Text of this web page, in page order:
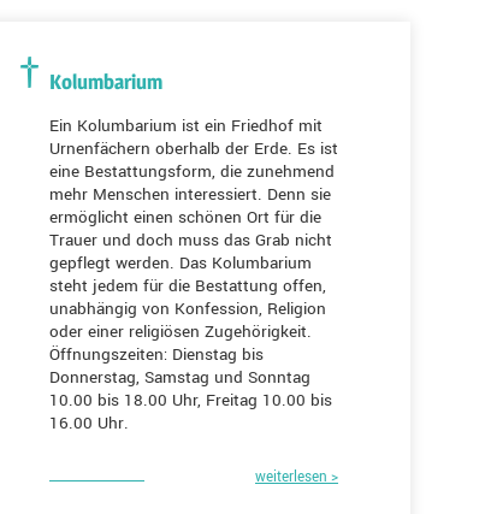
Kolumbarium
Ein Kolumbarium ist ein Friedhof mit
Urnenfächern oberhalb der Erde. Es ist
eine Bestattungsform, die zunehmend
mehr Menschen interessiert. Denn sie
ermöglicht einen schönen Ort für die
Trauer und doch muss das Grab nicht
gepflegt werden. Das Kolumbarium
steht jedem für die Bestattung offen,
unabhängig von Konfession, Religion
oder einer religiösen Zugehörigkeit.
Öffnungszeiten: Dienstag bis
Donnerstag, Samstag und Sonntag
10.00 bis 18.00 Uhr, Freitag 10.00 bis
16.00 Uhr.
weiterlesen >